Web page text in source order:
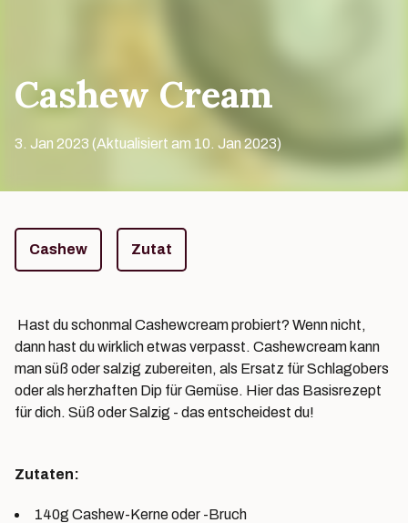
Cashew Cream
3. Jan 2023 (Aktualisiert am 10. Jan 2023)
Cashew Zutat
Hast du schonmal Cashewcream probiert? Wenn nicht,
dann hast du wirklich etwas verpasst. Cashewcream kann
man süß oder salzig zubereiten, als Ersatz für Schlagobers
oder als herzhaften Dip für Gemüse. Hier das Basisrezept
für dich. Süß oder Salzig - das entscheidest du!
Zutaten:
140g Cashew-Kerne oder -Bruch